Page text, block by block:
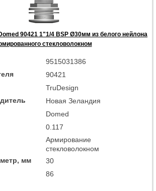
90421 1"1/4 BSP Ø30мм из белого нейлона
стекловолокном
9515031386
90421
TruDesign
Новая Зеландия
Domed
0.117
Армирование
стекловолокном
мм
30
86